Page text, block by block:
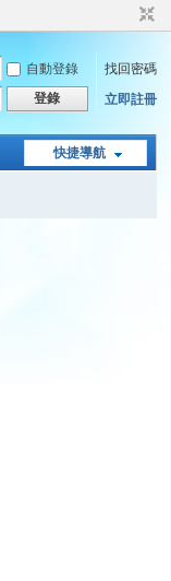
自動登錄
找回密碼
登錄 立即註冊
快捷導航